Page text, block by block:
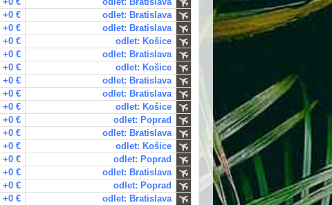
+0 €
odlet: Bratislava
+0 €
odlet: Bratislava
+0 €
odlet: Košice
+0 €
odlet: Bratislava
+0 €
odlet: Košice
+0 €
odlet: Bratislava
+0 €
odlet: Bratislava
+0 €
odlet: Košice
+0 €
odlet: Poprad
+0 €
odlet: Bratislava
+0 €
odlet: Košice
+0 €
odlet: Poprad
+0 €
odlet: Bratislava
+0 €
odlet: Poprad
+0 €
odlet: Bratislava